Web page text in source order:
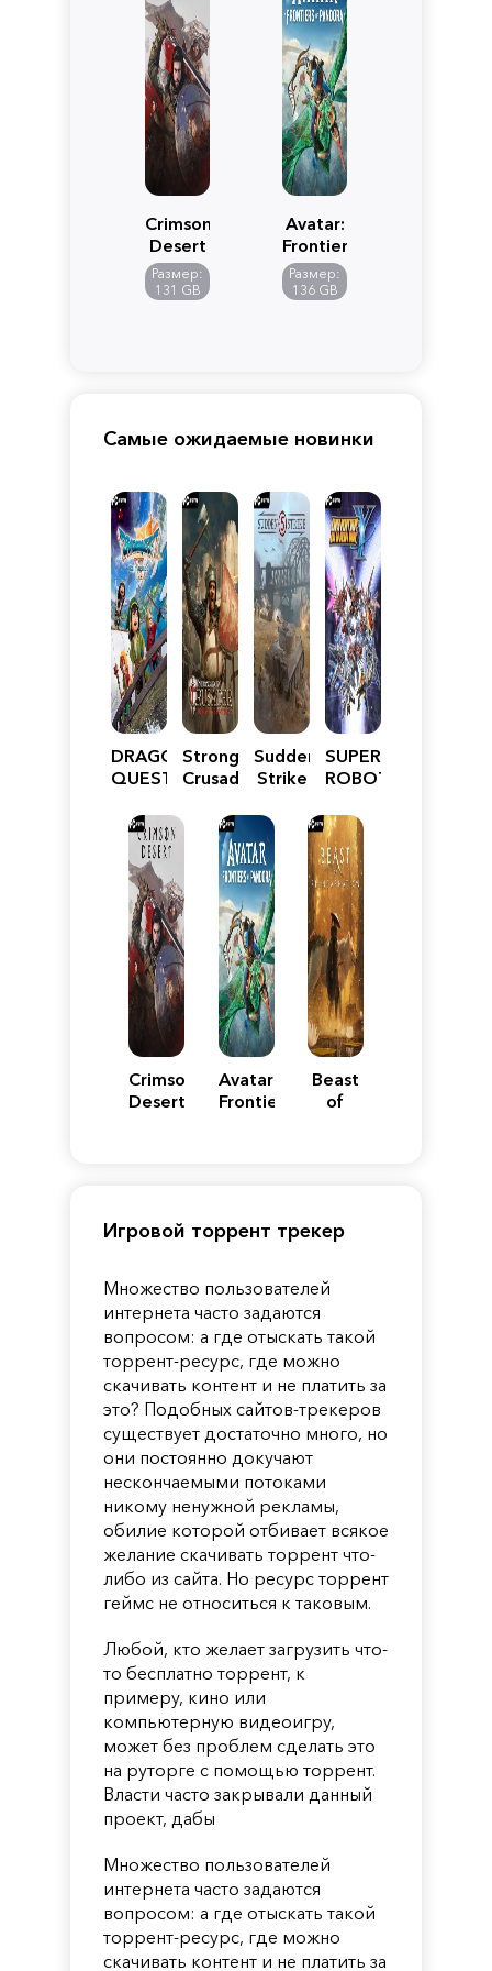
Crimson
Desert
Размер:
131 GB
Avatar:
Frontiers
of
Pandora
Размер:
136 GB
Самые ожидаемые новинки
DRAGON
QUEST
Reimagined
Stronghold
Crusader:
Edition
Sudden
Strike
SUPER
ROBOT
Y
Crimson
Desert
Avatar:
Frontiers
Beast
of
Игровой торрент трекер
Множество пользователей
интернета часто задаются
вопросом: а где отыскать такой
торрент-ресурс, где можно
скачивать контент и не платить за
это? Подобных сайтов-трекеров
существует достаточно много, но
они постоянно докучают
нескончаемыми потоками
никому ненужной рекламы,
обилие которой отбивает всякое
желание скачивать торрент что-
либо из сайта. Но ресурс торрент
геймс не относиться к таковым.
Любой, кто желает загрузить что-
то бесплатно торрент, к
примеру, кино или
компьютерную видеоигру,
может без проблем сделать это
на руторге с помощью торрент.
Власти часто закрывали данный
проект, дабы
Множество пользователей
интернета часто задаются
вопросом: а где отыскать такой
торрент-ресурс, где можно
скачивать контент и не платить за